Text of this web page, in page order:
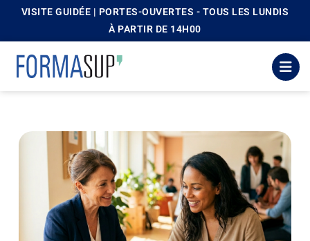
principalVISITE GUIDÉE | PORTES-OUVERTES - TOUS LES LUNDIS
À PARTIR DE 14H00